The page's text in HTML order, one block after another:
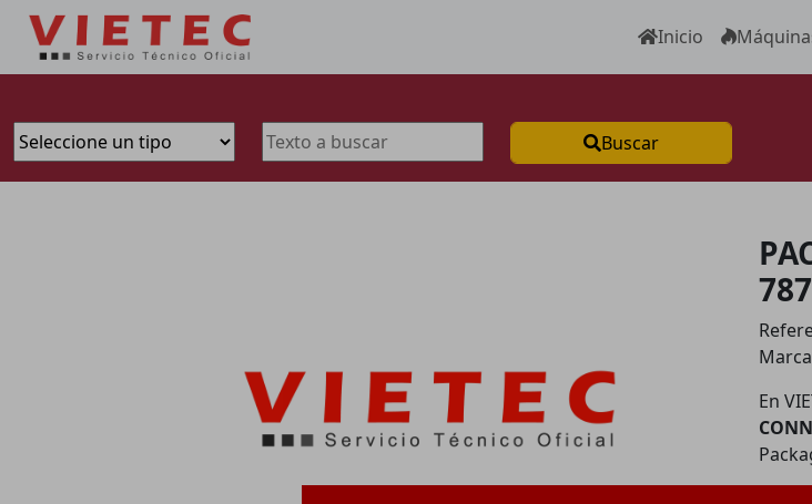
Inicio
Buscar
En